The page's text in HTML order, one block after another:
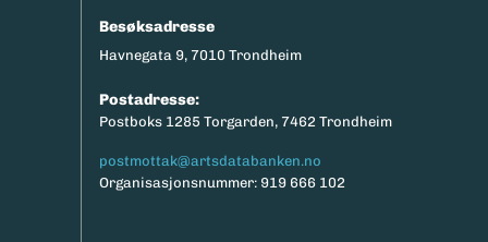
Besøksadresse
Havnegata 9, 7010 Trondheim
Postadresse:
Postboks 1285 Torgarden, 7462 Trondheim
postmottak@artsdatabanken.no
Organisasjonsnummer: 919 666 102